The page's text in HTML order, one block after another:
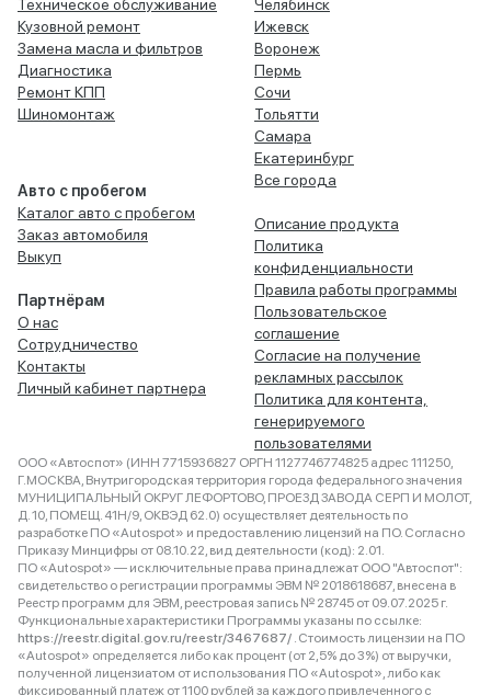
Техническое обслуживание
Кузовной ремонт
Замена масла и фильтров
Диагностика
Ремонт КПП
Шиномонтаж
Авто с пробегом
Каталог авто с пробегом
Заказ автомобиля
Выкуп
Партнёрам
О нас
Сотрудничество
Контакты
Личный кабинет партнера
Челябинск
Ижевск
Воронеж
Пермь
Сочи
Тольятти
Самара
Екатеринбург
Все города
Описание продукта
Политика
конфиденциальности
Правила работы программы
Пользовательское
соглашение
Согласие на получение
рекламных рассылок
Политика для контента,
генерируемого
пользователями
ООО «Автоспот» (ИНН 7715936827 ОРГН 1127746774825 адрес 111250,
Г.МОСКВА, Внутригородская территория города федерального значения
МУНИЦИПАЛЬНЫЙ ОКРУГ ЛЕФОРТОВО, ПРОЕЗД ЗАВОДА СЕРП И МОЛОТ,
Д. 10, ПОМЕЩ. 41Н/9, ОКВЭД 62.0) осуществляет деятельность по
разработке ПО «Autospot» и предоставлению лицензий на ПО. Согласно
Приказу Минцифры от 08.10.22, вид деятельности (код): 2.01.
ПО «Autospot» — исключительные права принадлежат ООО "Автоспот":
свидетельство о регистрации программы ЭВМ № 2018618687, внесена в
Реестр программ для ЭВМ, реестровая запись № 28745 от 09.07.2025 г.
Функциональные характеристики Программы указаны по ссылке:
https://reestr.digital.gov.ru/reestr/3467687/ . Стоимость лицензии на ПО
«Autospot» определяется либо как процент (от 2,5% до 3%) от выручки,
полученной лицензиатом от использования ПО «Autospot», либо как
фиксированный платеж от 1100 рублей за каждого привлеченного с